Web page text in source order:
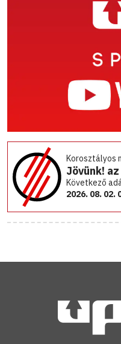
Korosztályos
Jövünk!
Következő
2026. 08. 02.